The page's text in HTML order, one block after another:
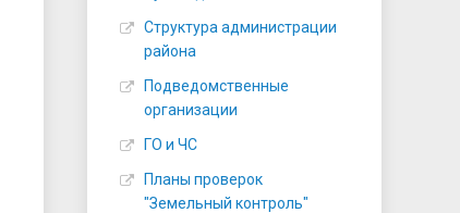
Структура администрации
района
Подведомственные
организации
ГО и ЧС
Планы проверок
"Земельный контроль"